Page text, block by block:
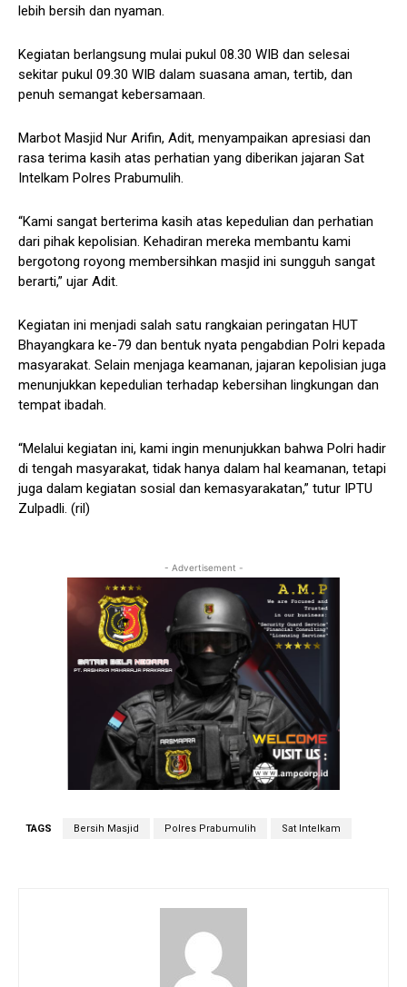
lebih bersih dan nyaman.
Kegiatan berlangsung mulai pukul 08.30 WIB dan selesai
sekitar pukul 09.30 WIB dalam suasana aman, tertib, dan
penuh semangat kebersamaan.
Marbot Masjid Nur Arifin, Adit, menyampaikan apresiasi dan
rasa terima kasih atas perhatian yang diberikan jajaran Sat
Intelkam Polres Prabumulih.
“Kami sangat berterima kasih atas kepedulian dan perhatian
dari pihak kepolisian. Kehadiran mereka membantu kami
bergotong royong membersihkan masjid ini sungguh sangat
berarti,” ujar Adit.
Kegiatan ini menjadi salah satu rangkaian peringatan HUT
Bhayangkara ke-79 dan bentuk nyata pengabdian Polri kepada
masyarakat. Selain menjaga keamanan, jajaran kepolisian juga
menunjukkan kepedulian terhadap kebersihan lingkungan dan
tempat ibadah.
“Melalui kegiatan ini, kami ingin menunjukkan bahwa Polri hadir
di tengah masyarakat, tidak hanya dalam hal keamanan, tetapi
juga dalam kegiatan sosial dan kemasyarakatan,” tutur IPTU
Zulpadli. (ril)
- Advertisement -
TAGS Bersih Masjid Polres Prabumulih Sat Intelkam